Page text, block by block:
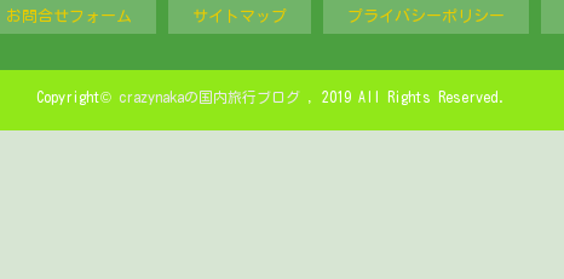
お問合せフォーム サイトマップ プライバシーポリシー
Copyright© crazynakaの国内旅行ブログ , 2019 All Rights Reserved.